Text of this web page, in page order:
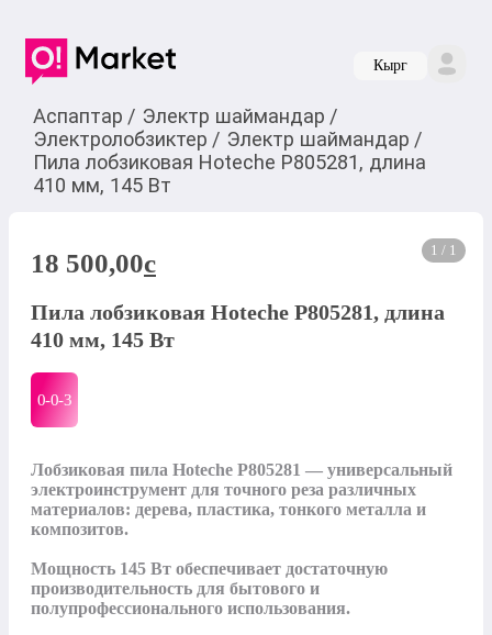
Кырг
Аспаптар / Электр шаймандар /
Электролобзиктер / Электр шаймандар /
Пила лобзиковая Hoteche P805281, длина
410 мм, 145 Вт
1 / 1
18 500,00c
Пила лобзиковая Hoteche P805281, длина
410 мм, 145 Вт
0-0-3
Лобзиковая пила Hoteche P805281 — универсальный
электроинструмент для точного реза различных
материалов: дерева, пластика, тонкого металла и
композитов.
Мощность 145 Вт обеспечивает достаточную
производительность для бытового и
полупрофессионального использования.